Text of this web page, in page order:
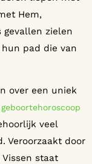
Hem,
gevallen zielen
pad die van
over een uniek
geboortehoroscoop
veel
Veroorzaakt door
staat